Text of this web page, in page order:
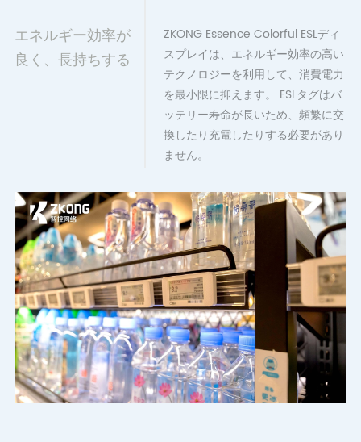
エネルギー効率が
良く、長持ちする
ZKONG Essence Colorful ESLディ
スプレイは、エネルギー効率の高い
テクノロジーを利用して、消費電力
を最小限に抑えます。 ESLタグはバ
ッテリー寿命が長いため、頻繁に交
換したり充電したりする必要があり
ません。